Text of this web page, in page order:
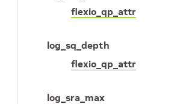
flexio_qp_attr
log_sq_depth
flexio_qp_attr
log_sra_max